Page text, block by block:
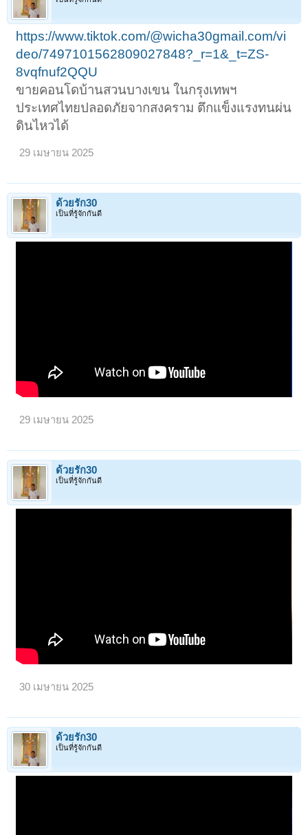
https://www.tiktok.com/@wicha30gmail.com/vi
deo/7497101562809027848?_r=1&_t=ZS-
8vqfnuf2QQU
ขายคอนโดบ้านสวนบางเขน ในกรุงเทพฯ
ประเทศไทยปลอดภัยจากสงคราม ตึกแข็งแรงทนผ่น
ดินไหวได้
29 เมษายน 2025
ด้วยรัก30
เป็นที่รู้จักกันดี
29 เมษายน 2025
ด้วยรัก30
เป็นที่รู้จักกันดี
30 เมษายน 2025
ด้วยรัก30
เป็นที่รู้จักกันดี